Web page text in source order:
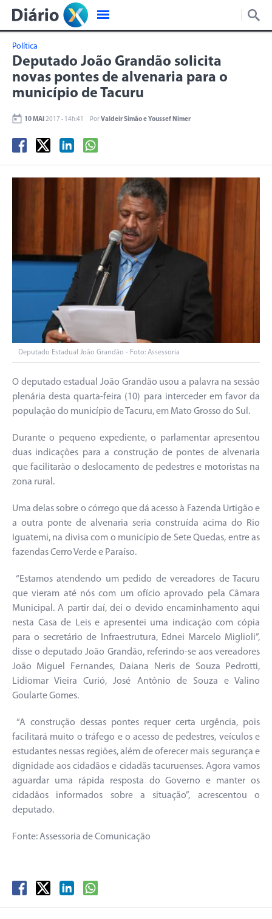
Política
Deputado João Grandão solicita
novas pontes de alvenaria para o
município de Tacuru
10 MAI 2017 - 14h:41 PorValdeir Simão e Youssef Nimer
Deputado Estadual João Grandão - Foto: Assessoria
O deputado estadual João Grandão usou a palavra na sessão
plenária desta quarta-feira (10) para interceder em favor da
população do município de Tacuru, em Mato Grosso do Sul.
Durante o pequeno expediente, o parlamentar apresentou
duas indicações para a construção de pontes de alvenaria
que facilitarão o deslocamento de pedestres e motoristas na
zona rural.
Uma delas sobre o córrego que dá acesso à Fazenda Urtigão e
a outra ponte de alvenaria seria construída acima do Rio
Iguatemi, na divisa com o município de Sete Quedas, entre as
fazendas Cerro Verde e Paraíso.
“Estamos atendendo um pedido de vereadores de Tacuru
que vieram até nós com um ofício aprovado pela Câmara
Municipal. A partir daí, dei o devido encaminhamento aqui
nesta Casa de Leis e apresentei uma indicação com cópia
para o secretário de Infraestrutura, Ednei Marcelo Miglioli”,
disse o deputado João Grandão, referindo-se aos vereadores
João Miguel Fernandes, Daiana Neris de Souza Pedrotti,
Lidiomar Vieira Curió, José Antônio de Souza e Valino
Goularte Gomes.
“A construção dessas pontes requer certa urgência, pois
facilitará muito o tráfego e o acesso de pedestres, veículos e
estudantes nessas regiões, além de oferecer mais segurança e
dignidade aos cidadãos e cidadãs tacuruenses. Agora vamos
aguardar uma rápida resposta do Governo e manter os
cidadãos informados sobre a situação”, acrescentou o
deputado.
Fonte: Assessoria de Comunicação